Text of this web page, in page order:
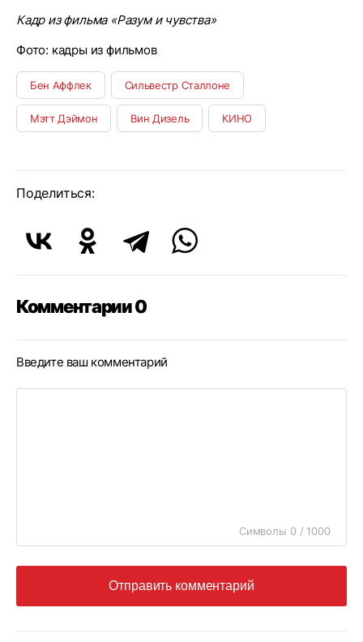
Кадр из фильма «Разум и чувства»
Фото: кадры из фильмов
Бен Аффлек Сильвестр Сталлоне
Мэтт Дэймон Вин Дизель КИНО
Поделиться:
Комментарии 0
Введите ваш комментарий
Символы 0 / 1000
Отправить комментарий